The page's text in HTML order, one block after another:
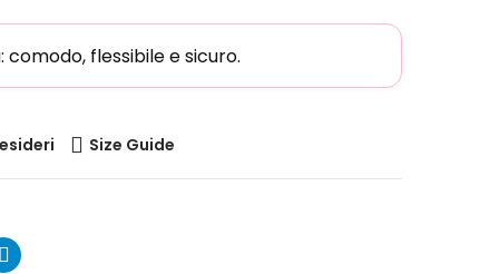
flessibile e sicuro.
Size Guide